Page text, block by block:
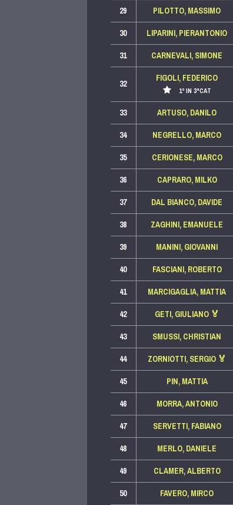
29
PILOTTO, MASSIMO
30
LIPARINI, PIERANTONIO
31
CARNEVALI, SIMONE
32
FIGOLI, FEDERICO
1º IN 3ªCAT
33
ARTUSO, DANILO
34
NEGRELLO, MARCO
35
CERIONESE, MARCO
36
CAPRARO, MILKO
37
DAL BIANCO, DAVIDE
38
ZAGHINI, EMANUELE
39
MANINI, GIOVANNI
40
FASCIANI, ROBERTO
41
MARCIGAGLIA, MATTIA
42
GETI, GIULIANO 🏅
43
SMUSSI, CHRISTIAN
44
ZORNIOTTI, SERGIO 🏅
45
PIN, MATTIA
46
MORRA, ANTONIO
47
SERVETTI, FABIANO
48
MERLO, DANIELE
49
CLAMER, ALBERTO
50
FAVERO, MIRCO